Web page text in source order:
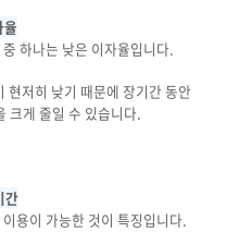
율
하나는 낮은 이자율입니다.
현저히 낮기 때문에 장기간 동안
크게 줄일 수 있습니다.
간
용이 가능한 것이 특징입니다.